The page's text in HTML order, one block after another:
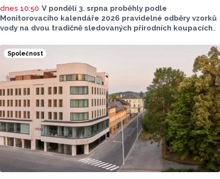
dnes 10:50 V pondělí 3. srpna proběhly podle
Monitorovacího kalendáře 2026 pravidelné odběry vzorků
vody na dvou tradičně sledovaných přírodních koupacích
(VN Plumlov) a v Koupací oblasti Poděbrady (KO
Poděbrady). Monitoring byl proveden Krajskou
hygienickou stanicí Olomouckého kraje (KHS)
ve spolupráci se Zdravotním ústavem se sídlem v Ostravě,
Centrem hygienických laboratoří v Olomouci.
Společnost